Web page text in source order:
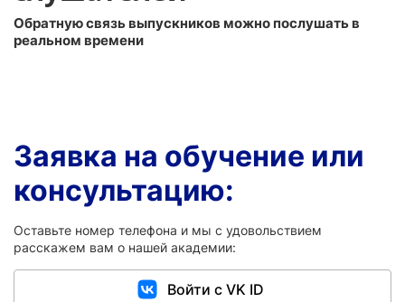
Обратную связь выпускников можно послушать в
реальном времени
Заявка на обучение или
консультацию:
Оставьте номер телефона и мы с удовольствием
расскажем вам о нашей академии:
Войти с VK ID